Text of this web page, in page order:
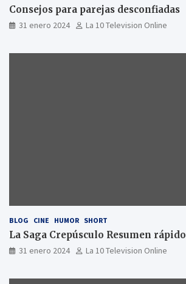
Consejos para parejas desconfiadas
31 enero 2024 La 10 Television Online
BLOG CINE HUMOR SHORT
La Saga Crepúsculo Resumen rápido
31 enero 2024 La 10 Television Online